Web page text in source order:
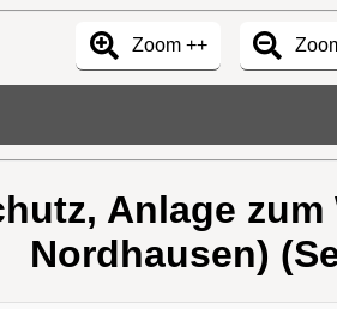
Zoom ++
Anlage
Nordhausen)